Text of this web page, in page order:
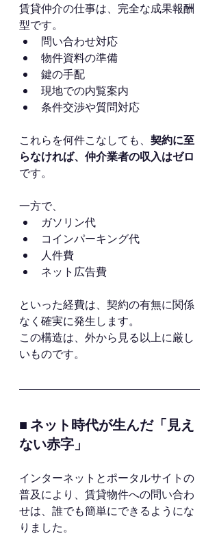
賃貸仲介の仕事は、完全な成果報酬
型です。
問い合わせ対応
物件資料の準備
鍵の手配
現地での内覧案内
条件交渉や質問対応
これらを何件こなしても、 契約に至
らなければ、仲介業者の収入はゼロ
です。
一方で、
ガソリン代
コインパーキング代
人件費
ネット広告費
といった経費は、契約の有無に関係
なく確実に発生します。
この構造は、外から見る以上に厳し
いものです。
■ ネット時代が生んだ「見え
ない赤字」
インターネットとポータルサイトの
普及により、賃貸物件への問い合わ
せは、誰でも簡単にできるようにな
りました。